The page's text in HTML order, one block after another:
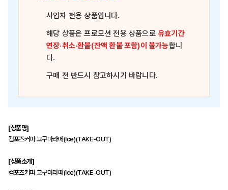
사업자 전용 상품입니다.
해당 상품은프로모션 전용 상품으로유효기간
연장·취소·환불(잔액 환불 포함)이 불가능합니
다.
구매 전 반드시 참고하시기 바랍니다.
[상품명]
컴포즈커피 고구마라떼(Ice)(TAKE-OUT)
[상품소개]
컴포즈커피 고구마라떼(Ice)(TAKE-OUT)